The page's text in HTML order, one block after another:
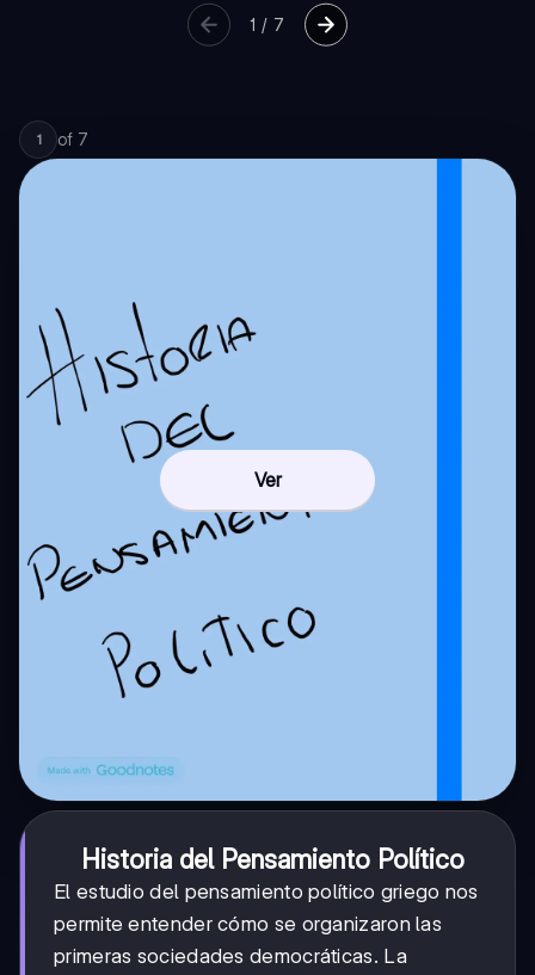
1 / 7
1 of 7
Ver
Historia del Pensamiento Político
El estudio del pensamiento político griego nos
permite entender cómo se organizaron las
primeras sociedades democráticas. La